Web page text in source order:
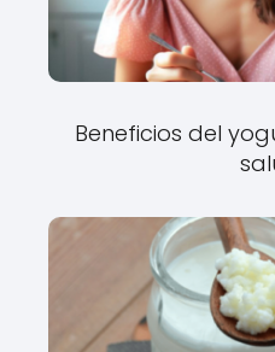
Beneficios del